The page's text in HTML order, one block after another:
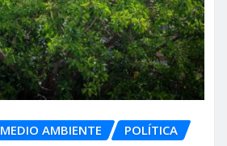
MEDIO AMBIENTE POLÍTICA